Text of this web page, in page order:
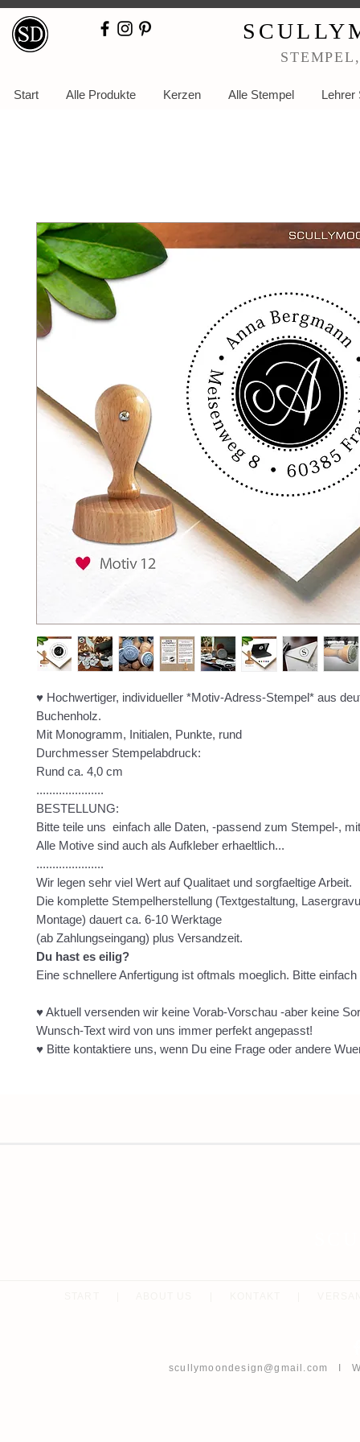
Start Alle Produkte Kerzen Alle Stempel Lehrer
♥ Hochwertiger, individueller *Motiv-Adress-Stempel* aus
Buchenholz.
Mit Monogramm, Initialen, Punkte, rund
Durchmesser Stempelabdruck:
Rund ca. 4,0 cm
.....................
BESTELLUNG:
Bitte teile uns einfach alle Daten, -passend zum Stempel-,
Alle Motive sind auch als Aufkleber erhaeltlich...
.....................
Wir legen sehr viel Wert auf Qualitaet und sorgfaeltige Arbeit.
Die komplette Stempelherstellung (Textgestaltung,
Montage) dauert ca. 6-10 Werktage
(ab Zahlungseingang) plus Versandzeit.
Du hast es eilig?
Eine schnellere Anfertigung ist oftmals moeglich. Bitte
♥ Aktuell versenden wir keine Vorab-Vorschau -aber keine
Wunsch-Text wird von uns immer perfekt angepasst!
♥ Bitte kontaktiere uns, wenn Du eine Frage oder andere
scullymoondesign@gmail.com I